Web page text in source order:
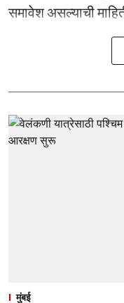
समावेश असल्याची
मुंबई